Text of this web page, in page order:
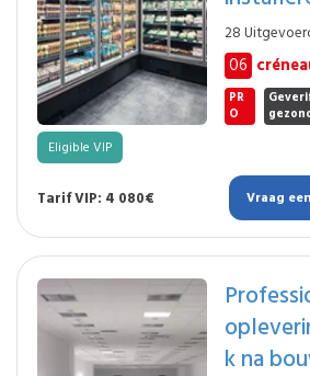
28
06
PR
O
Eligible VIP
Tarif VIP: 4 080€ Vraag
k na